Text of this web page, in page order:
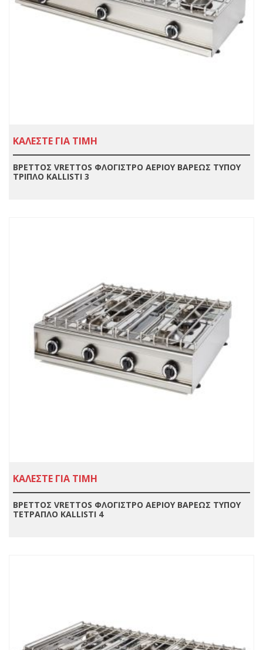
ΚΑΛΕΣΤΕ ΓΙΑ ΤΙΜΗ
ΒΡΕΤΤΟΣ VRETTOS ΦΛΟΓΙΣΤΡΟ ΑΕΡΙΟΥ ΒΑΡΕΩΣ ΤΥΠΟΥ
ΤΡΙΠΛΟ KALLISTI 3
ΚΑΛΕΣΤΕ ΓΙΑ ΤΙΜΗ
ΒΡΕΤΤΟΣ VRETTOS ΦΛΟΓΙΣΤΡΟ ΑΕΡΙΟΥ ΒΑΡΕΩΣ ΤΥΠΟΥ
ΤΕΤΡΑΠΛΟ KALLISTI 4